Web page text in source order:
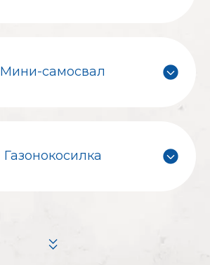
Мини-самосвал
Газонокосилка